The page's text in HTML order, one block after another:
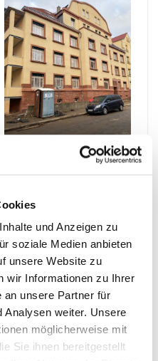
und Anzeigen zu
soziale Medien anbieten
unsere Website zu
wir Informationen zu Ihrer
an unsere Partner für
Analysen weiter. Unsere
möglicherweise mit
Sie ihnen bereitgestellt